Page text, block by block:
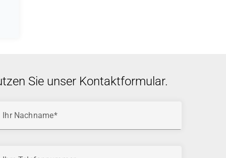
Sie unser Kontaktformular.
Ihr Nachname